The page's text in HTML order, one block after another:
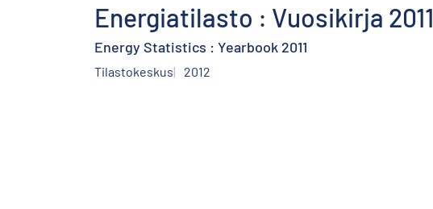
Energiatilasto : Vuosikirja 2011
Energy Statistics : Yearbook 2011
Tilastokeskus 2012